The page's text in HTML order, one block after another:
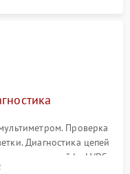
Проверка
Диагностика цепей
на шлейфе LVDS